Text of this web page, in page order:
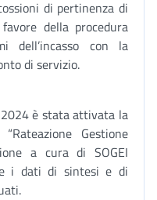
di pertinenza di
della procedura
dell’incasso con la
di servizio.
è stata attivata la
Gestione
a cura di SOGEI
i dati di sintesi e di